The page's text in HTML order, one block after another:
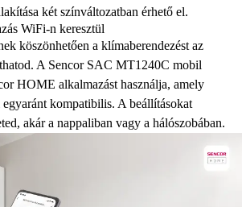
két színváltozatban érhető el.
WiFi-n keresztül
köszönhetően a klímaberendezést az
A Sencor SAC MT1240C mobil
HOME alkalmazást használja, amely
kompatibilis. A beállításokat
akár a nappaliban vagy a hálószobában.